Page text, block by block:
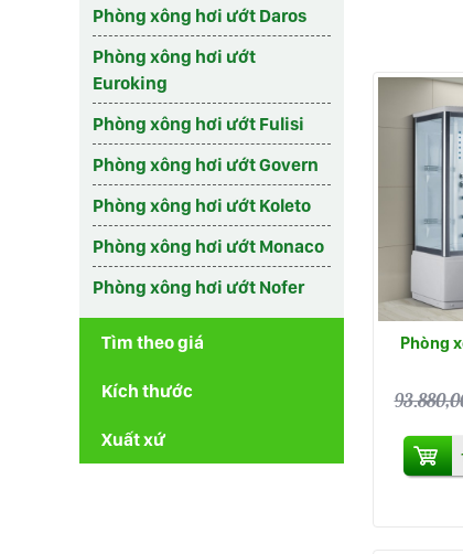
Phòng xông hơi ướt Daros
Phòng xông hơi ướt
Euroking
Phòng xông hơi ướt Fulisi
Phòng xông hơi ướt Govern
Phòng xông hơi ướt Koleto
Phòng xông hơi ướt Monaco
Phòng xông hơi ướt Nofer
Tìm theo giá
Kích thước
Xuất xứ
Phòng